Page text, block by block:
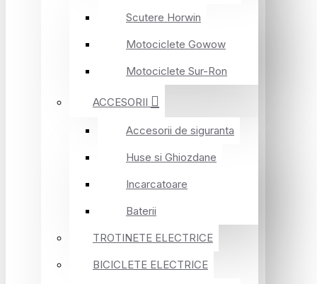
Scutere Horwin
Motociclete Gowow
Motociclete Sur-Ron
ACCESORII
Accesorii de siguranta
Huse si Ghiozdane
Incarcatoare
Baterii
TROTINETE ELECTRICE
BICICLETE ELECTRICE